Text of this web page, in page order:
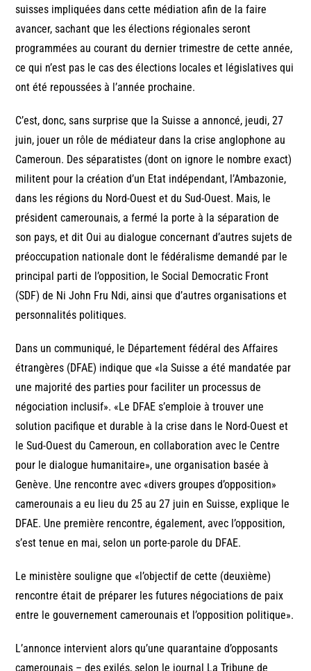
suisses impliquées dans cette médiation afin de la faire
avancer, sachant que les élections régionales seront
programmées au courant du dernier trimestre de cette année,
ce qui n’est pas le cas des élections locales et législatives qui
ont été repoussées à l’année prochaine.
C’est, donc, sans surprise que la Suisse a annoncé, jeudi, 27
juin, jouer un rôle de médiateur dans la crise anglophone au
Cameroun. Des séparatistes (dont on ignore le nombre exact)
militent pour la création d’un Etat indépendant, l’Ambazonie,
dans les régions du Nord-Ouest et du Sud-Ouest. Mais, le
président camerounais, a fermé la porte à la séparation de
son pays, et dit Oui au dialogue concernant d’autres sujets de
préoccupation nationale dont le fédéralisme demandé par le
principal parti de l’opposition, le Social Democratic Front
(SDF) de Ni John Fru Ndi, ainsi que d’autres organisations et
personnalités politiques.
Dans un communiqué, le Département fédéral des Affaires
étrangères (DFAE) indique que «la Suisse a été mandatée par
une majorité des parties pour faciliter un processus de
négociation inclusif». «Le DFAE s’emploie à trouver une
solution pacifique et durable à la crise dans le Nord-Ouest et
le Sud-Ouest du Cameroun, en collaboration avec le Centre
pour le dialogue humanitaire», une organisation basée à
Genève. Une rencontre avec «divers groupes d’opposition»
camerounais a eu lieu du 25 au 27 juin en Suisse, explique le
DFAE. Une première rencontre, également, avec l’opposition,
s’est tenue en mai, selon un porte-parole du DFAE.
Le ministère souligne que «l’objectif de cette (deuxième)
rencontre était de préparer les futures négociations de paix
entre le gouvernement camerounais et l’opposition politique».
L’annonce intervient alors qu’une quarantaine d’opposants
camerounais – des exilés, selon le journal La Tribune de